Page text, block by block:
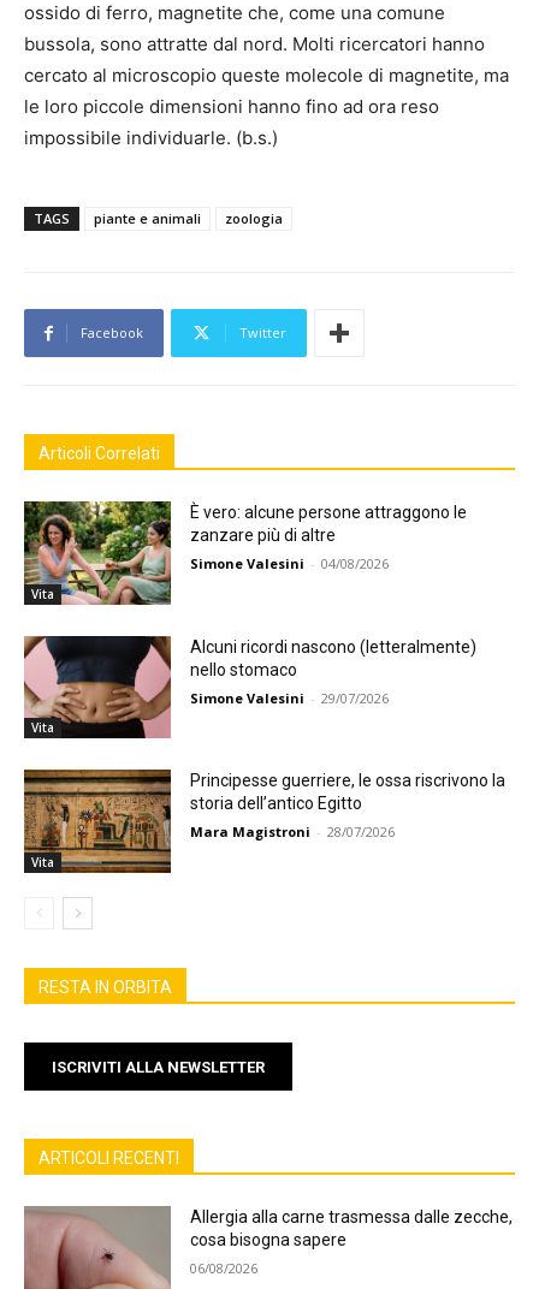
ossido di ferro, magnetite che, come una comune
bussola, sono attratte dal nord. Molti ricercatori hanno
cercato al microscopio queste molecole di magnetite, ma
le loro piccole dimensioni hanno fino ad ora reso
impossibile individuarle. (b.s.)
TAGS piante e animali zoologia
Facebook Twitter
Articoli Correlati
Vita
È vero: alcune persone attraggono le
zanzare più di altre
Simone Valesini - 04/08/2026
Vita
Alcuni ricordi nascono (letteralmente)
nello stomaco
Simone Valesini - 29/07/2026
Vita
Principesse guerriere, le ossa riscrivono la
storia dell’antico Egitto
Mara Magistroni - 28/07/2026
RESTA IN ORBITA
ISCRIVITI ALLA NEWSLETTER
ARTICOLI RECENTI
Allergia alla carne trasmessa dalle zecche,
cosa bisogna sapere
06/08/2026